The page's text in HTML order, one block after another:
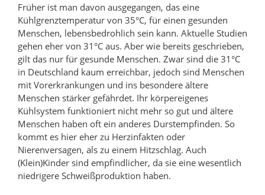
Früher ist man davon ausgegangen, das eine
Kühlgrenztemperatur von 35°C, für einen gesunden
Menschen, lebensbedrohlich sein kann. Aktuelle Studien
gehen eher von 31°C aus. Aber wie bereits geschrieben,
gilt das nur für gesunde Menschen. Zwar sind die 31°C
in Deutschland kaum erreichbar, jedoch sind Menschen
mit Vorerkrankungen und ins besondere ältere
Menschen stärker gefährdet. Ihr körpereigenes
Kühlsystem funktioniert nicht mehr so gut und ältere
Menschen haben oft ein anderes Durstempfinden. So
kommt es hier eher zu Herzinfakten oder
Nierenversagen, als zu einem Hitzschlag. Auch
(Klein)Kinder sind empfindlicher, da sie eine wesentlich
niedrigere Schweißproduktion haben.